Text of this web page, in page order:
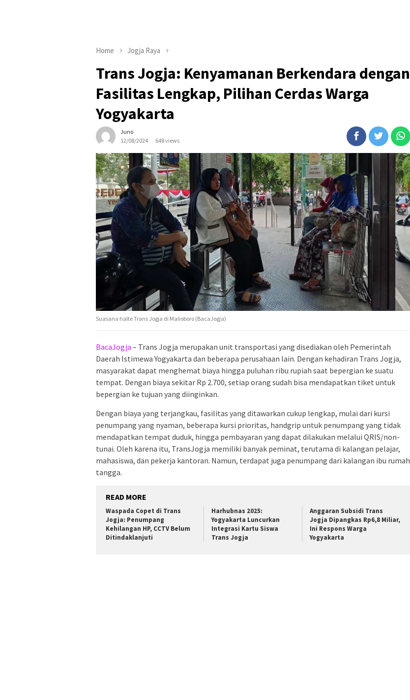
Home Jogja Raya
Trans Jogja: Kenyamanan Berkendara dengan
Fasilitas Lengkap, Pilihan Cerdas Warga
Yogyakarta
Juno
12/08/2024
648 views
Suasana halte Trans Jogja di Malioboro (BacaJogja)
BacaJogja – Trans Jogja merupakan unit transportasi yang disediakan oleh Pemerintah
Daerah Istimewa Yogyakarta dan beberapa perusahaan lain. Dengan kehadiran Trans Jogja,
masyarakat dapat menghemat biaya hingga puluhan ribu rupiah saat bepergian ke suatu
tempat. Dengan biaya sekitar Rp 2.700, setiap orang sudah bisa mendapatkan tiket untuk
bepergian ke tujuan yang diinginkan.
Dengan biaya yang terjangkau, fasilitas yang ditawarkan cukup lengkap, mulai dari kursi
penumpang yang nyaman, beberapa kursi prioritas, handgrip untuk penumpang yang tidak
mendapatkan tempat duduk, hingga pembayaran yang dapat dilakukan melalui QRIS/non-
tunai. Oleh karena itu, TransJogja memiliki banyak peminat, terutama di kalangan pelajar,
mahasiswa, dan pekerja kantoran. Namun, terdapat juga penumpang dari kalangan ibu rumah
tangga.
READ MORE
Waspada Copet di Trans
Jogja: Penumpang
Kehilangan HP, CCTV Belum
Ditindaklanjuti
Harhubnas 2025:
Yogyakarta Luncurkan
Integrasi Kartu Siswa
Trans Jogja
Anggaran Subsidi Trans
Jogja Dipangkas Rp6,8 Miliar,
Ini Respons Warga
Yogyakarta